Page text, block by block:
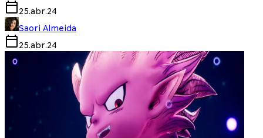
25.abr.24
Saori Almeida
25.abr.24